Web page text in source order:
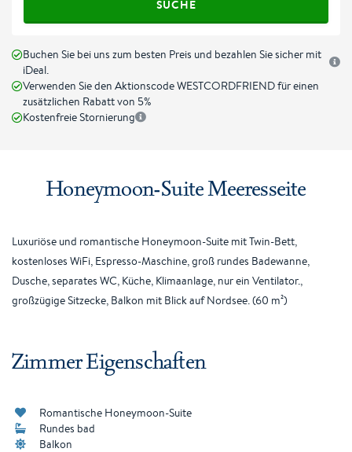
SUCHE
Buchen Sie bei uns zum besten Preis und bezahlen Sie sicher mit
iDeal.
Verwenden Sie den Aktionscode WESTCORDFRIEND für einen
zusätzlichen Rabatt von 5%
Kostenfreie Stornierung
Honeymoon-Suite Meeresseite
Luxuriöse und romantische Honeymoon-Suite mit Twin-Bett,
kostenloses WiFi, Espresso-Maschine, groß rundes Badewanne,
Dusche, separates WC, Küche, Klimaanlage, nur ein Ventilator.,
großzügige Sitzecke, Balkon mit Blick auf Nordsee. (60 m²)
Zimmer Eigenschaften
Romantische Honeymoon-Suite
Rundes bad
Balkon